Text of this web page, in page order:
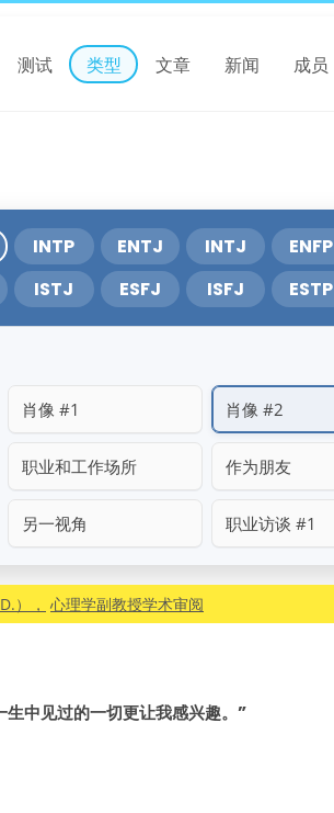
测试 类型 文章 新闻 成员
INTP ENTJ INTJ ENFP
ISTJ ESFJ ISFJ ESTP
肖像 #1 肖像 #2
职业和工作场所 作为朋友
另一视角 职业访谈 #1
）， 心理学副教授学术审阅
中见过的一切更让我感兴趣。”